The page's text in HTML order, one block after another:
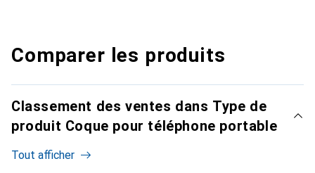
Comparer les produits
Classement des ventes dans Type de
produit Coque pour téléphone portable
Tout afficher